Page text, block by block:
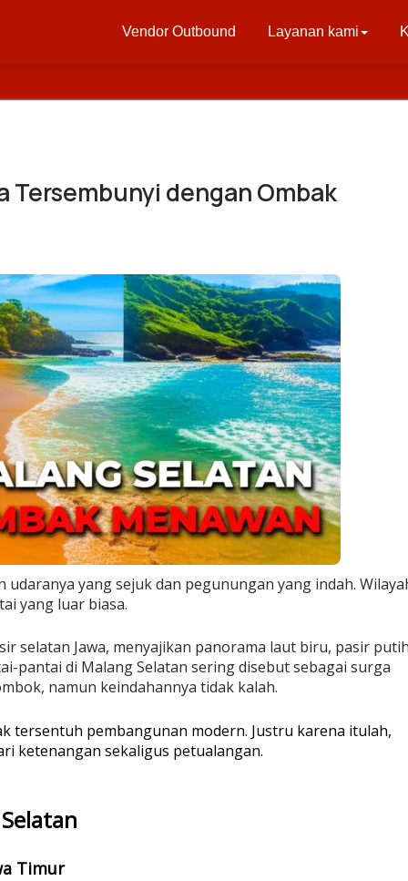
Vendor Outbound Layanan kami
Tersembunyi dengan Ombak
yang sejuk dan pegunungan yang indah.
yang luar biasa.
selatan Jawa, menyajikan panorama laut biru, pasir
pantai di Malang Selatan sering disebut sebagai surga
namun keindahannya tidak kalah.
tersentuh pembangunan modern. Justru karena itulah,
ketenangan sekaligus petualangan.
Timur